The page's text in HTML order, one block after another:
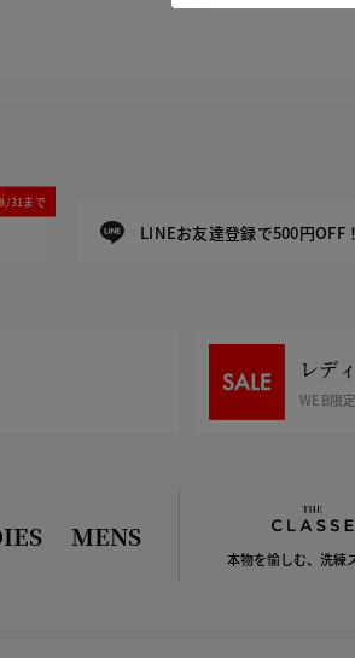
8/31まで
LINEお友達登録で500円OFF！
レデ
WEB限
MENS
本物を愉しむ、洗練